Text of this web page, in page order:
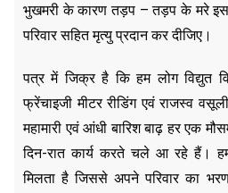
भुखमरी के कारण तड़प – तड़प के मरे
परिवार सहित मृत्यु प्रदान कर दीजिए।
पत्र में जिक्र है कि हम लोग विद्युत
फ्रेंचाइजी मीटर रीडिंग एवं राजस्व
महामारी एवं आंधी बारिश बाढ़ हर एक
दिन-रात कार्य करते चले आ रहे हैं।
मिलता है जिससे अपने परिवार का